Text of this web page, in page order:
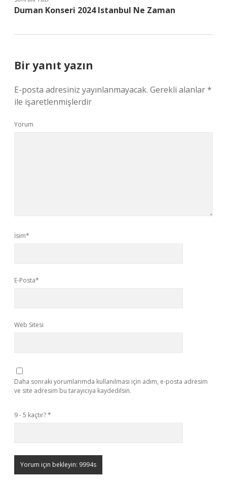
Duman Konseri 2024 Istanbul Ne Zaman
Bir yanıt yazın
E-posta adresiniz yayınlanmayacak. Gerekli alanlar*
ile işaretlenmişlerdir
Yorum
İsim*
E-Posta*
Web Sitesi
Daha sonraki yorumlarımda kullanılması için adım, e-posta adresim
ve site adresim bu tarayıcıya kaydedilsin.
9 - 5 kaçtır?*